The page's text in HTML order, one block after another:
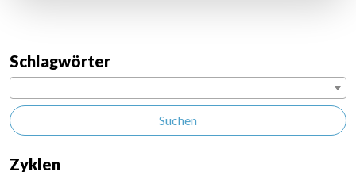
Schlagwörter
Suchen
Zyklen